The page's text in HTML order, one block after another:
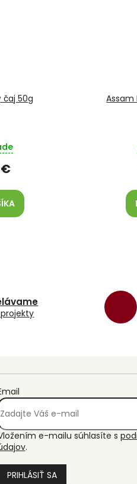
čaj 50g Assam
e-mailu súhlasíte s
.
PRIHLÁSIŤ SA